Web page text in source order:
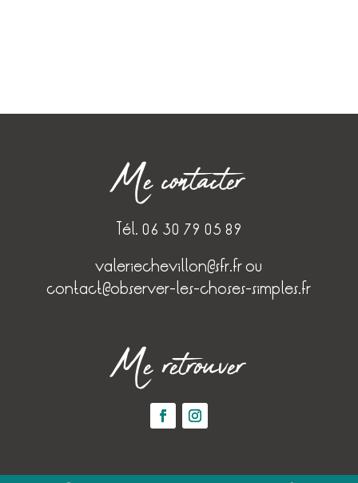
Me contacter
Tél. 06 30 79 05 89
valeriechevillon@sfr.frou
contact@observer-les-choses-simples.fr
Me retrouver